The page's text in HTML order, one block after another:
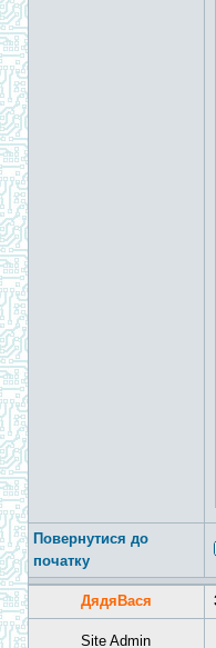
Повернутися до
початку
ДядяВася
Site Admin